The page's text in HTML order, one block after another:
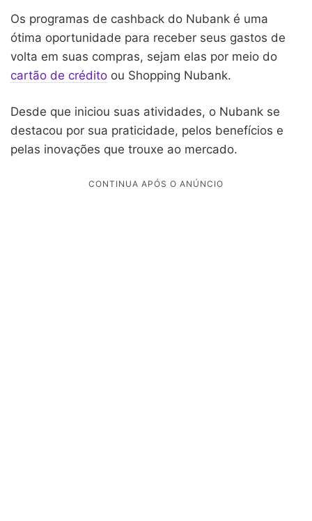
Os programas de cashback do Nubank é uma
ótima oportunidade para receber seus gastos de
volta em suas compras, sejam elas por meio do
cartão de crédito ou Shopping Nubank.
Desde que iniciou suas atividades, o Nubank se
destacou por sua praticidade, pelos benefícios e
pelas inovações que trouxe ao mercado.